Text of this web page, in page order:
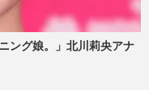
ング娘。」北川莉央アナ